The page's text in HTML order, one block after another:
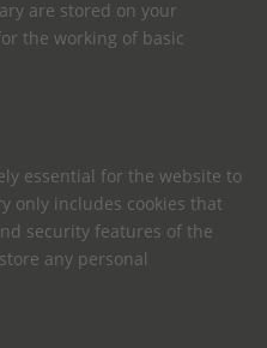
are stored on your
the working of basic
essential for the website to
only includes cookies that
security features of the
any personal